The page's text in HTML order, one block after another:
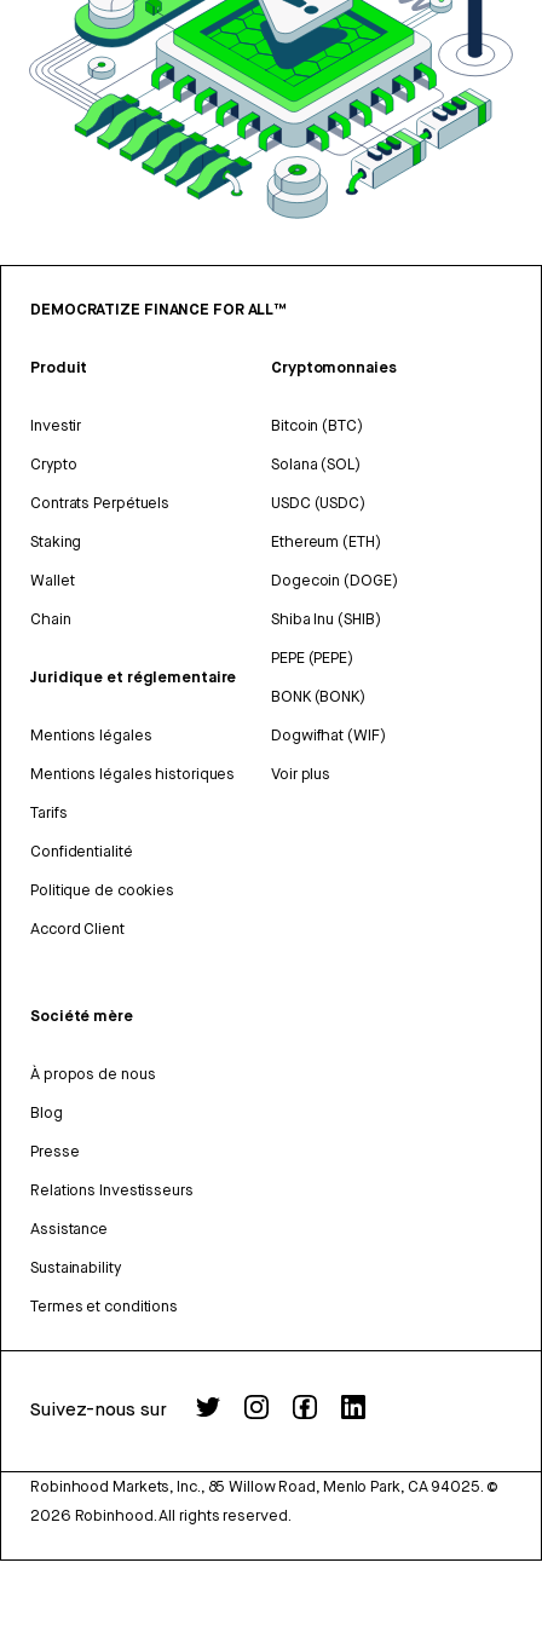
DEMOCRATIZE FINANCE FOR ALL™
Produit
Investir
Crypto
Contrats Perpétuels
Staking
Wallet
Chain
Juridique et réglementaire
Mentions légales
Mentions légales historiques
Tarifs
Confidentialité
Politique de cookies
Accord Client
Cryptomonnaies
Bitcoin (BTC)
Solana (SOL)
USDC (USDC)
Ethereum (ETH)
Dogecoin (DOGE)
Shiba Inu (SHIB)
PEPE (PEPE)
BONK (BONK)
Dogwifhat (WIF)
Voir plus
Société mère
À propos de nous
Blog
Presse
Relations Investisseurs
Assistance
Sustainability
Termes et conditions
Suivez-nous sur
Robinhood Markets, Inc., 85 Willow Road, Menlo Park, CA 94025. ©
2026 Robinhood. All rights reserved.